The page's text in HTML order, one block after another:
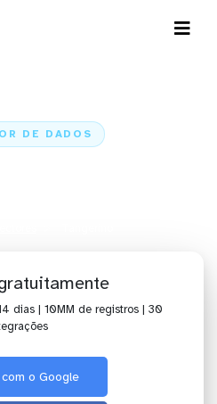
DE DADOS
dias | 10MM de registros | 30
o Google